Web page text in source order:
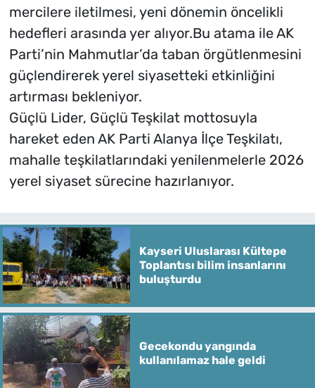
mercilere iletilmesi, yeni dönemin öncelikli
hedefleri arasında yer alıyor.Bu atama ile AK
Parti’nin Mahmutlar’da taban örgütlenmesini
güçlendirerek yerel siyasetteki etkinliğini
artırması bekleniyor.
Güçlü Lider, Güçlü Teşkilat mottosuyla
hareket eden AK Parti Alanya İlçe Teşkilatı,
mahalle teşkilatlarındaki yenilenmelerle 2026
yerel siyaset sürecine hazırlanıyor.
Kayseri Uluslarası Kültepe
Toplantısı bilim insanlarını
buluşturdu
Gecekondu yangında
kullanılamaz hale geldi